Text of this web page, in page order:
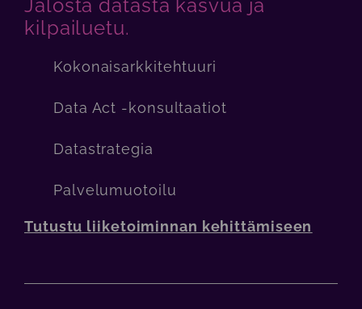
Jalosta datasta kasvua ja
kilpailuetu.
Kokonaisarkkitehtuuri
Data Act -konsultaatiot
Datastrategia
Palvelumuotoilu
Tutustu liiketoiminnan kehittämiseen